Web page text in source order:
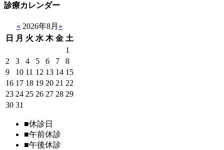
診療カレンダー
« 2026年8月 »
日
月 火 水 木 金 土
1
2
3 4 5 6 7
8
9
10 11 12 13 14 15
16 17 18 19 20 21 22
23 24 25 26 27 28 29
30 31
■休診日
■午前休診
■午後休診